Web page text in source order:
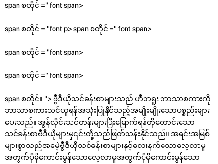
span စတိုင် =" font span>
span စတိုင် = "font p> span စတိုင် =" font span>
span စတိုင် = "font span>
span စတိုင် =" font span>
span စတိုင်။ "> ဗွီဒီယိုသင်ခန်းစာများသည် ဟီဘရူး ဘာသာစကားကို
ဘာသာစကားသင်ယူရန်အသုံးပြုနိုင်သည့်အမျိုးမျိုးသောပစ္စည်းများ
ပေးသည်။ အွန်လိုင်းသင်တန်းများပြီးမြောက်ရန်တိုတောင်းသော
သင်ခန်းစာဗီဒီယိုများမှ၎င်းတို့သည်ဖြတ်သန်းနိုင်သည်။ အရင်းအမြစ်
များစွာသည်အခမဲ့ဗွီဒီယိုသင်ခန်းစာများနှင့်လေးနက်သောလေ့လာမှု
အတွက်ပိုမိုကောင်းမွန်သောလေ့လာမှုအတွက်ပိုမိုကောင်းမွန်သော